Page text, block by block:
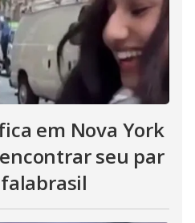
em Nova York
seu par